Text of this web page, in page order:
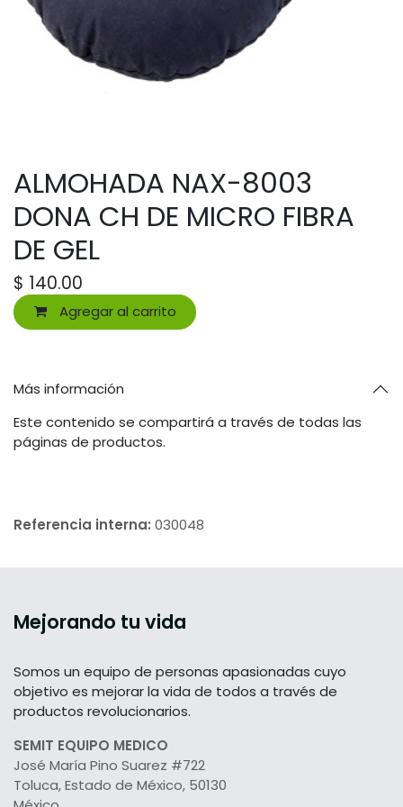
ALMOHADA NAX-8003
DONA CH DE MICRO FIBRA
DE GEL
$ 140.00
Agregar al carrito
Más información
Este contenido se compartirá a través de todas las
páginas de productos.
Referencia interna: 030048
Mejorando tu vida
Somos un equipo de personas apasionadas cuyo
objetivo es mejorar la vida de todos a través de
productos revolucionarios.
SEMIT EQUIPO MEDICO
José María Pino Suarez #722
Toluca, Estado de México, 50130